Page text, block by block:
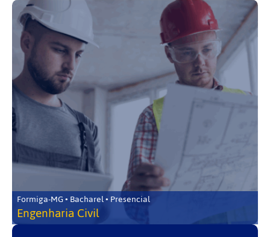
Formiga-MG • Bacharel • Presencial
Engenharia Civil